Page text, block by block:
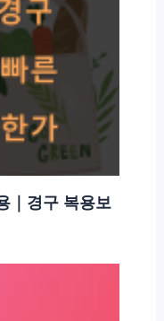
｜경구 복용보